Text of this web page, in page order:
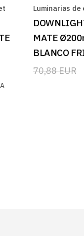
Luminarias
MATE
BLANCO
70,88EUR
El
El